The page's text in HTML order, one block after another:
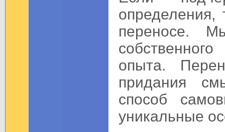
переносе.
опыта.
придания
способ
уникальные